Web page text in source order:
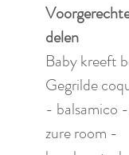
delen
Baby kreeft
Gegrilde
- balsamico
zure room -